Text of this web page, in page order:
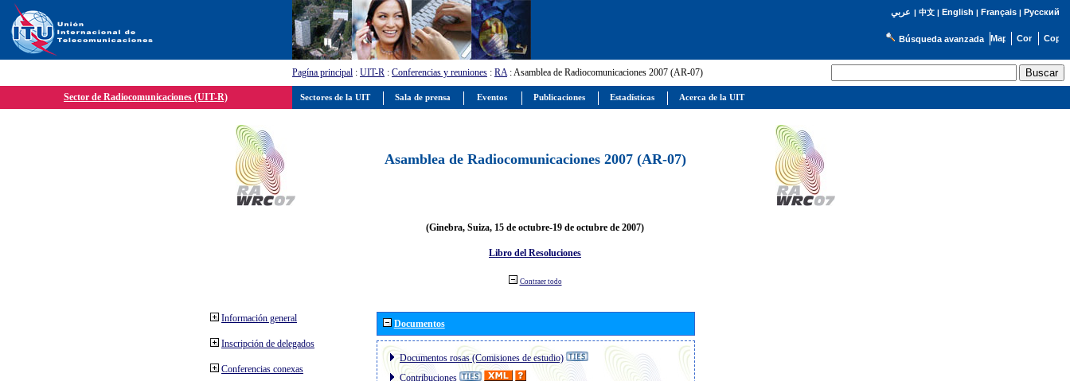
عربي | 中文| English | Français| Русский
Búsqueda avanzada
Pagína principal : UIT-R : Conferencias y reuniones : RA: Asamblea de Radiocomunicaciones 2007 (AR-07)
Sector de Radiocomunicaciones (UIT-R)
Asamblea de Radiocomunicaciones 2007 (AR-07)
(Ginebra, Suiza, 15 de octubre-19 de octubre de 2007)
Libro del Resoluciones
Contraer todo
Información general
Inscripción de delegados
Conferencias conexas
Documentos
Documentos rosas (Comisiones de estudio)
Contribuciones
Sectores de la UIT Sala de prensa Eventos Publicaciones Estadísticas Acerca de la UIT